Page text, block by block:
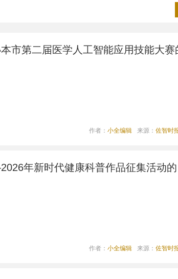
市第二届医学人工智能应用技能大赛
作者： 小全编辑 来源： 佐智时
年新时代健康科普作品征集活动的
作者： 小全编辑 来源： 佐智时